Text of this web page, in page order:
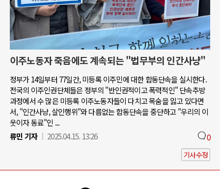
이주노동자 죽음에도 계속되는 "법무부의 인간사냥"
정부가 14일부터 77일간, 미등록 이주민에 대한 합동단속을 실시한다.
전국의 이주인권단체들은 정부의 "반인권적이고 폭력적인" 단속추방
과정에서 수 많은 미등록 이주노동자들이 다치고 목숨을 잃고 있다면
서, "인간사냥, 살인행위"와 다름없는 합동단속을 중단하고 "우리의 이
웃이자 동료"인 ...
류민 기자
2025.04.15. 13:26 0
기사수정